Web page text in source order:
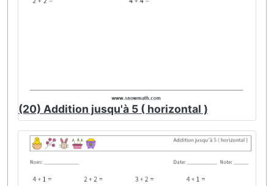
(20) Addition jusqu'à 5 ( horizontal )